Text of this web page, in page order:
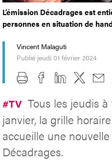
L’émission Décadrages est
personnes en situation de
Vincent Malaguti
Publié jeudi 01 février 2024
#TV Tous les jeudis à
janvier, la grille
accueille une
Décadrages.